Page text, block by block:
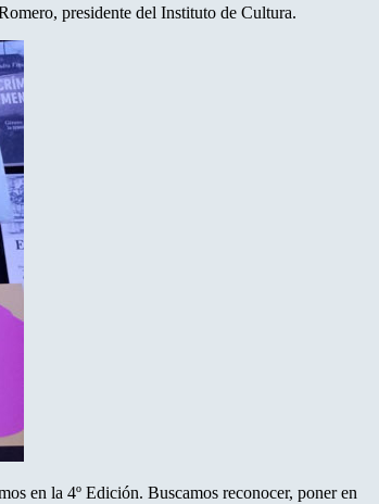
presidente del Instituto de Cultura.
en la 4º Edición. Buscamos reconocer, poner en